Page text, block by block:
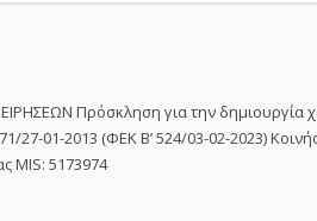
Πρόσκληση για την δημιουργία
27-01-2013 (ΦΕΚ Β’ 524/03-02-2023)
MIS: 5173974